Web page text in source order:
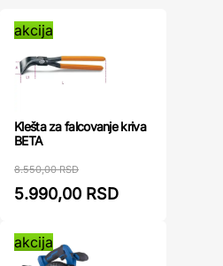
akcija
Klešta za falcovanje kriva
BETA
8.550,00 RSD
5.990,00 RSD
akcija